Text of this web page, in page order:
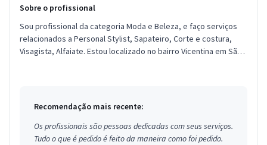
Sobre o profissional
Sou profissional da categoria Moda e Beleza, e faço serviços
relacionados a Personal Stylist, Sapateiro, Corte e costura,
Visagista, Alfaiate. Estou localizado no bairro Vicentina em São
Recomendação mais recente:
Os profissionais são pessoas dedicadas com seus serviços.
Tudo o que é pedido é feito da maneira como foi pedido.